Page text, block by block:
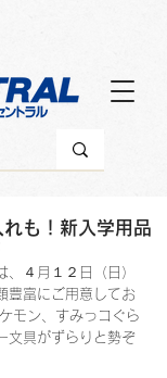
も！新入学用品
、４月１２日（日）
豊富にご用意してお
モン、すみっコぐら
文具がずらりと勢ぞ